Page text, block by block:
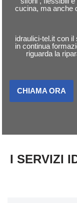
cucina, ma anche
idraulici-tel.it con
in continua
riguarda la
CHIAMA ORA
I SERVIZI